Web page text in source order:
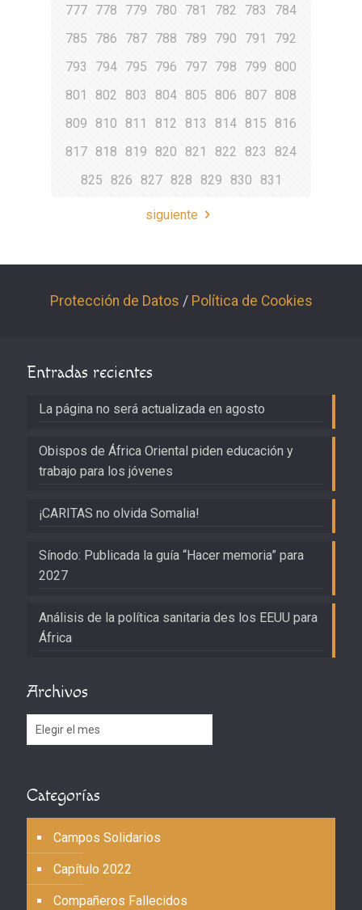
777 778 779 780 781 782 783
784
785
786 787 788 789 790 791
792
793
794 795 796 797 798 799
800
801
802 803 804 805 806 807 808
809
810 811 812 813 814 815
816
817 818 819 820 821 822 823
824
825
826 827 828 829 830 831
siguiente
Protección de Datos / Política de Cookies
Entradas recientes
La página no será actualizada en agosto
Obispos de África Oriental piden educación y
trabajo para los jóvenes
¡CARITAS no olvida Somalia!
Sínodo: Publicada la guía “Hacer memoria” para
2027
Análisis de la política sanitaria des los EEUU para
África
Archivos
Archivos
Categorías
Campos Solidarios
Capítulo 2022
Compañeros Fallecidos